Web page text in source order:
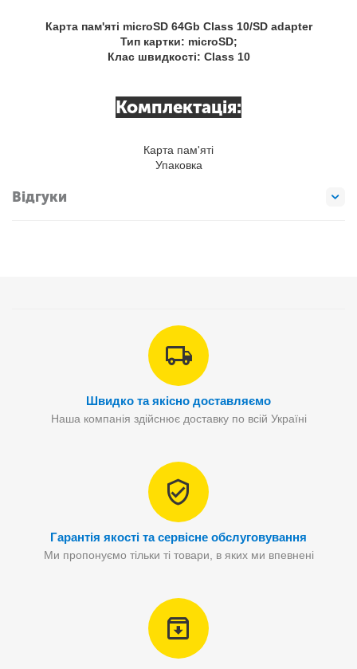
Карта пам'яті microSD 64Gb Class 10/SD adapter
Тип картки: microSD;
Клас швидкості: Class 10
Комплектація:
Карта пам'яті
Упаковка
Відгуки
Швидко та якісно доставляємо
Наша компанія здійснює доставку по всій Україні
Гарантія якості та сервісне обслуговування
Ми пропонуємо тільки ті товари, в яких ми впевнені